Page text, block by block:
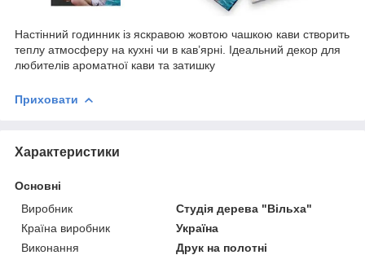
Настінний годинник із яскравою жовтою чашкою кави створить
теплу атмосферу на кухні чи в кав’ярні. Ідеальний декор для
любителів ароматної кави та затишку
Приховати
Характеристики
Основні
Виробник
Студія дерева "Вільха"
Країна виробник
Україна
Виконання
Друк на полотні